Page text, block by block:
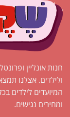
חנות אונליין
ולילדים. אצלנו
המיועדים לילדים
ומחירים נגישים.